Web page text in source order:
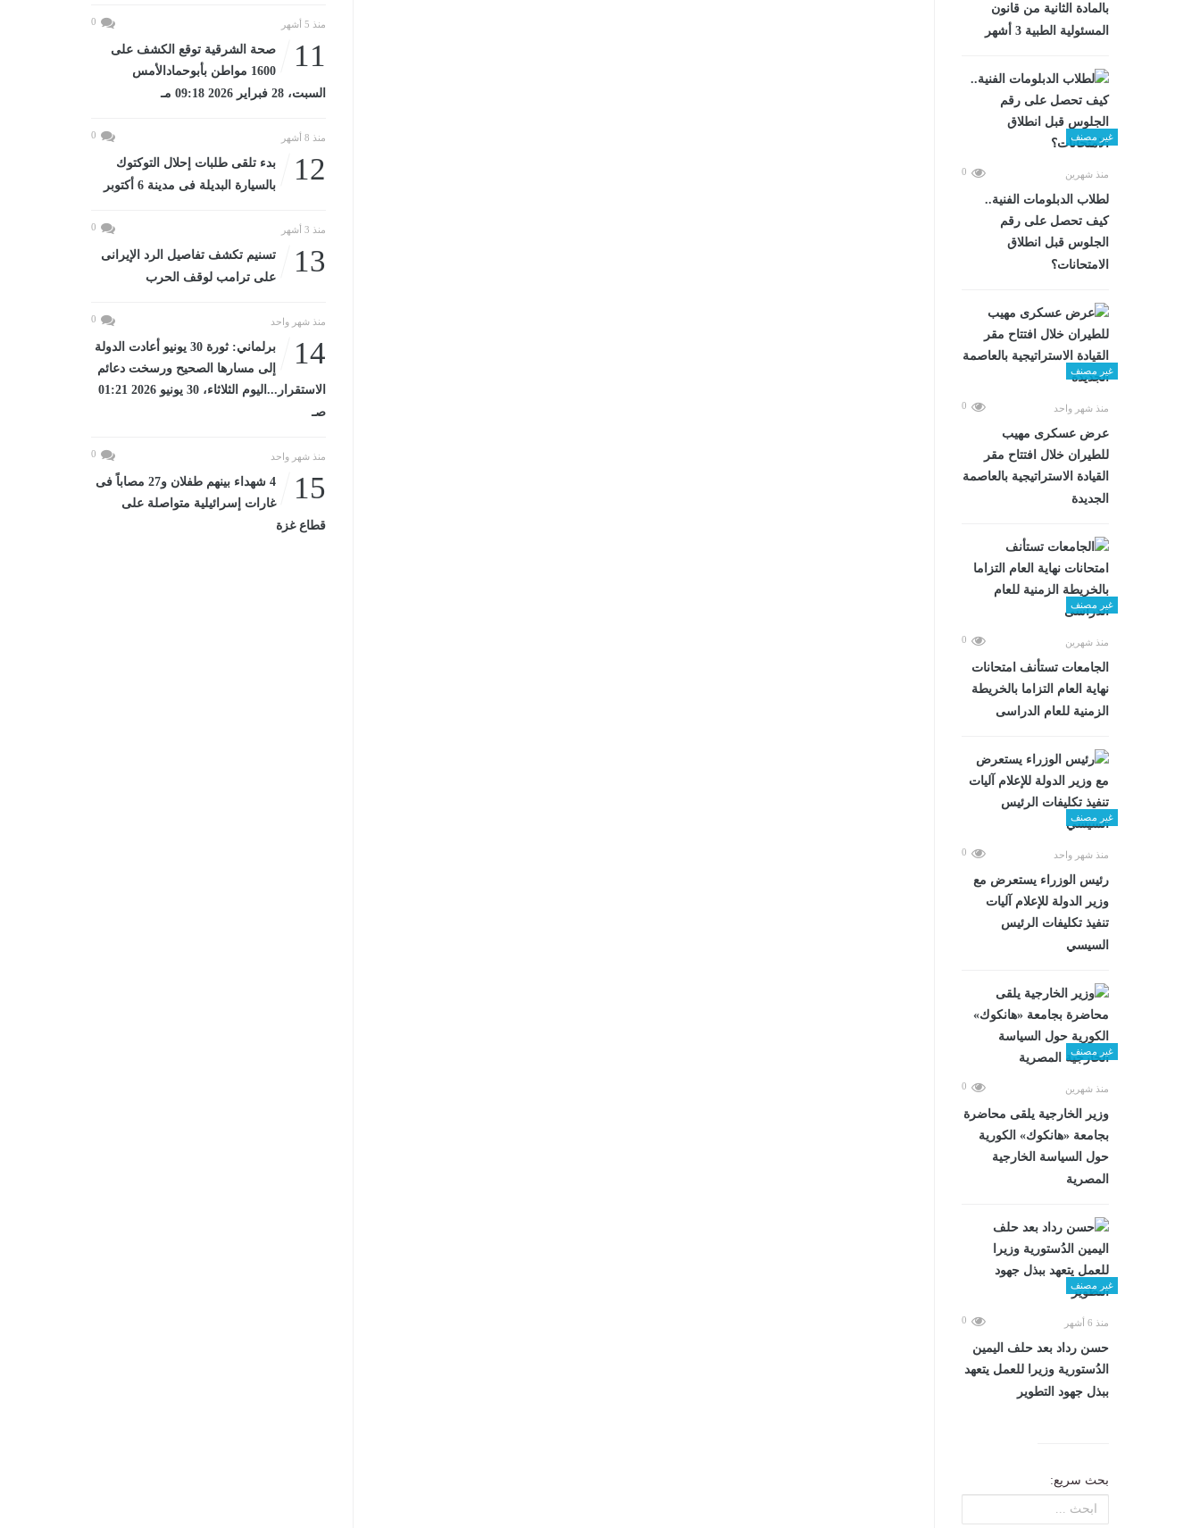
بالمادة الثانية من قانون
المسئولية الطبية 3 أشهر
غير مصنف
منذ شهرين 0
لطلاب الدبلومات الفنية..
كيف تحصل على رقم
الجلوس قبل انطلاق
الامتحانات؟
غير مصنف
منذ شهر واحد 0
عرض عسكرى مهيب
للطيران خلال افتتاح مقر
القيادة الاستراتيجية بالعاصمة
الجديدة
غير مصنف
منذ شهرين 0
الجامعات تستأنف امتحانات
نهاية العام التزاما بالخريطة
الزمنية للعام الدراسى
غير مصنف
منذ شهر واحد 0
رئيس الوزراء يستعرض مع
وزير الدولة للإعلام آليات
تنفيذ تكليفات الرئيس
السيسي
غير مصنف
منذ شهرين 0
وزير الخارجية يلقى محاضرة
بجامعة «هانكوك» الكورية
حول السياسة الخارجية
المصرية
غير مصنف
منذ 6 أشهر 0
حسن رداد بعد حلف اليمين
الدُستورية وزيرا للعمل يتعهد
ببذل جهود التطوير
بحث سريع:
منذ 5 أشهر 0
11
صحة الشرقية توقع الكشف على
1600 مواطن بأبوحمادالأمس
السبت، 28 فبراير 2026 09:18 مـ
منذ 8 أشهر 0
12
بدء تلقى طلبات إحلال التوكتوك
بالسيارة البديلة فى مدينة 6 أكتوبر
منذ 3 أشهر 0
13
تسنيم تكشف تفاصيل الرد الإيرانى
على ترامب لوقف الحرب
منذ شهر واحد 0
14
برلماني: ثورة 30 يونيو أعادت الدولة
إلى مسارها الصحيح ورسخت دعائم
الاستقرار...اليوم الثلاثاء، 30 يونيو 2026 01:21
صـ
منذ شهر واحد 0
15
4 شهداء بينهم طفلان و27 مصاباً فى
غارات إسرائيلية متواصلة على
قطاع غزة